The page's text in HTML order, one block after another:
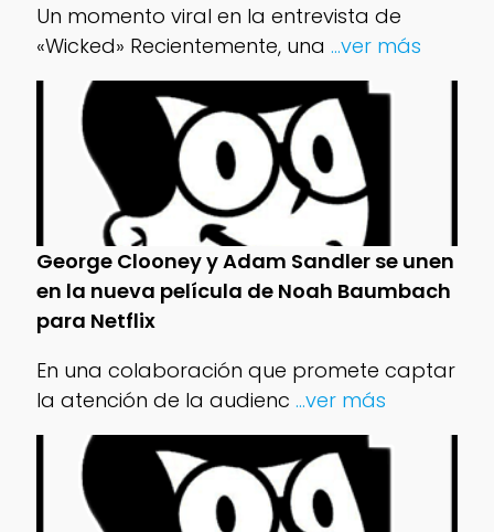
Un momento viral en la entrevista de
«Wicked» Recientemente, una ...ver más
George Clooney y Adam Sandler se unen
en la nueva película de Noah Baumbach
para Netflix
En una colaboración que promete captar
la atención de la audienc ...ver más